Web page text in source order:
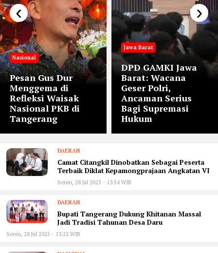
Nasional
Pesan Gus Dur
Menggema di
Refleksi Waisak
Nasional PKB di
Tangerang
Jawa Barat
DPD GAMKI Jawa
Barat: Wacana
Geser Polri,
Ancaman Serius
Bagi Supremasi
Hukum
‹ ›
DAERAH
Camat Citangkil Dinobatkan Sebagai Peserta
Terbaik Diklat Kepamongprajaan Angkatan VI
Senin, 28 Jul 2025 - 13:54 WIB
DAERAH
Bupati Tangerang Dukung Khitanan Massal
Jadi Tradisi Tahunan Desa Daru
Senin, 28 Jul 2025 - 13:22 WIB